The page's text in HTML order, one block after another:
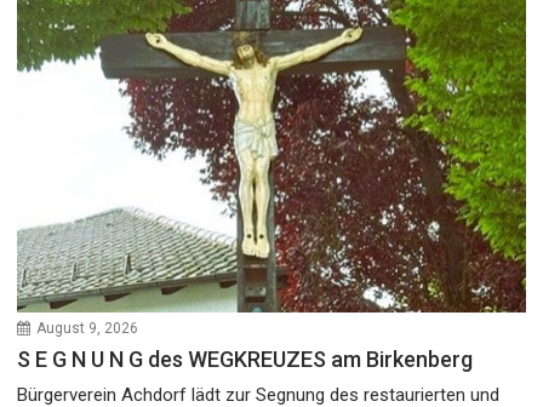
August 9, 2026
S E G N U N G des WEGKREUZES am Birkenberg
Bürgerverein Achdorf lädt zur Segnung des restaurierten und